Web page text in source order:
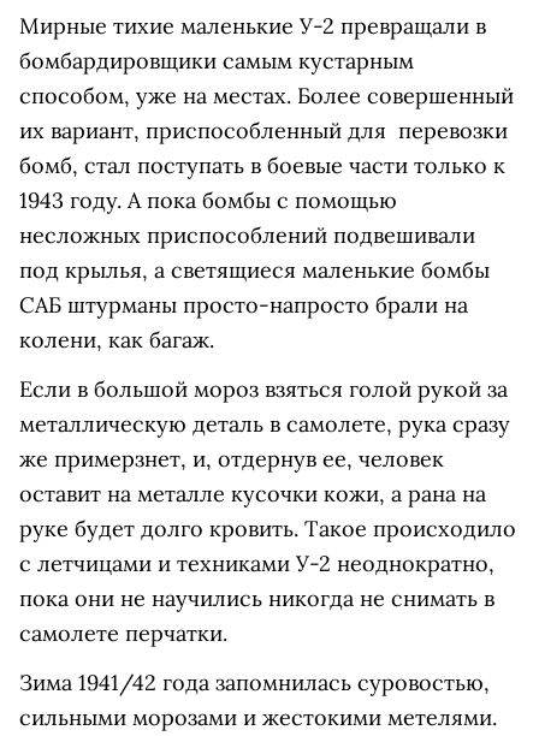
Мирные тихие маленькие У-2 превращали в
бомбардировщики самым кустарным
способом, уже на местах. Более совершенный
их вариант, приспособленный для перевозки
бомб, стал поступать в боевые части только к
1943 году. А пока бомбы с помощью
несложных приспособлений подвешивали
под крылья, а светящиеся маленькие бомбы
САБ штурманы просто-напросто брали на
колени, как багаж.
Если в большой мороз взяться голой рукой за
металлическую деталь в самолете, рука сразу
же примерзнет, и, отдернув ее, человек
оставит на металле кусочки кожи, а рана на
руке будет долго кровить. Такое происходило
с летчицами и техниками У-2 неоднократно,
пока они не научились никогда не снимать в
самолете перчатки.
Зима 1941/42 года запомнилась суровостью,
сильными морозами и жестокими метелями.